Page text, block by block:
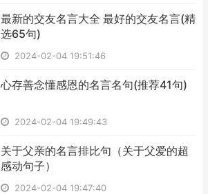
​最新的交友名言大全 最好的交友名言(精
选65句)
2024-02-04 19:51:46
​心存善念懂感恩的名言名句(推荐41句)
2024-02-04 19:49:43
​关于父亲的名言排比句（关于父爱的超
感动句子）
2024-02-04 19:47:40